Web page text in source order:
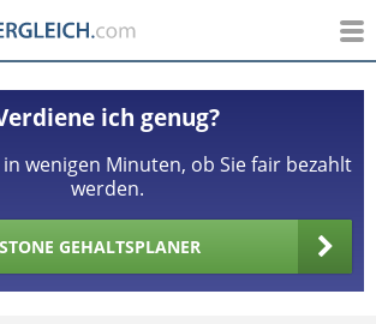
ich genug?
wenigen Minuten, ob Sie fair bezahlt
werden.
GEHALTSPLANER